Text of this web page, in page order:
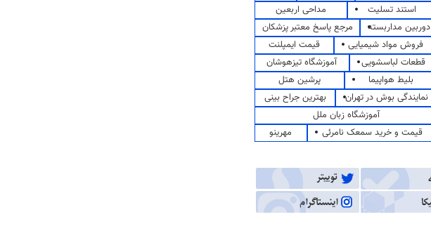
استند تسلیت
مداحی اربعین
دوربین مداربسته
مرجع پاسخ معتبر پزشکان
فروش مواد شیمیایی
قیمت ایمپلنت
قطعات لباسشویی
آموزشگاه تیزهوشان
بلیط هواپیما
پرشین هتل
نمایندگی بوش در تهران
بهترین جراح بینی
آموزشگاه زبان ملل
قیمت و خرید سمعک نامرئی
مهرینو